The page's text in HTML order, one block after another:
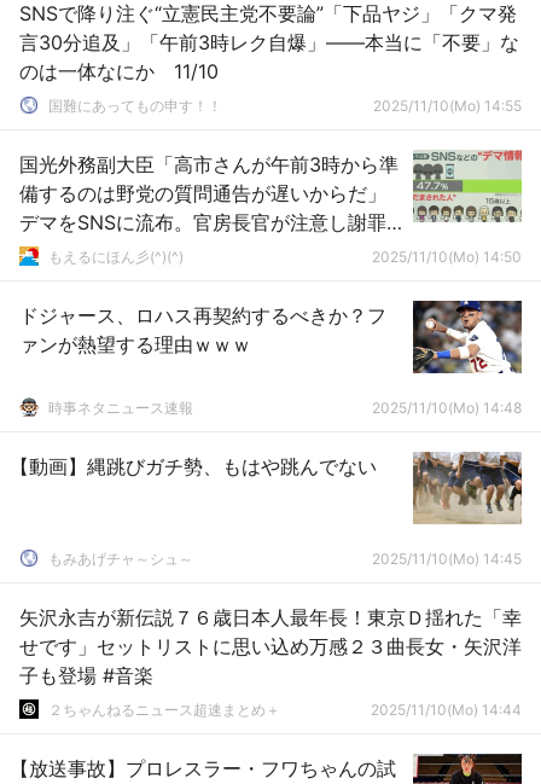
SNSで降り注ぐ“立憲民主党不要論”「下品ヤジ」「クマ発
言30分追及」「午前3時レク自爆」――本当に「不要」な
のは一体なにか 11/10
国難にあってもの申す！！ 2025/11/10(Mo) 14:55
国光外務副大臣「高市さんが午前3時から準
備するのは野党の質問通告が遅いからだ」
デマをSNSに流布。官房長官が注意し謝罪
へ
もえるにほん彡(^)(^) 2025/11/10(Mo) 14:50
ドジャース、ロハス再契約するべきか？フ
ァンが熱望する理由ｗｗｗ
時事ネタニュース速報 2025/11/10(Mo) 14:48
【動画】縄跳びガチ勢、もはや跳んでない
もみあげチャ～シュ～ 2025/11/10(Mo) 14:45
矢沢永吉が新伝説７６歳日本人最年長！東京Ｄ揺れた「幸
せです」セットリストに思い込め万感２３曲長女・矢沢洋
子も登場 #音楽
２ちゃんねるニュース超速まとめ＋ 2025/11/10(Mo) 14:44
【放送事故】プロレスラー・フワちゃんの試